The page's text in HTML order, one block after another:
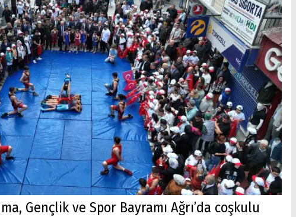
Gençlik ve Spor Bayramı Ağrı’da coşkulu